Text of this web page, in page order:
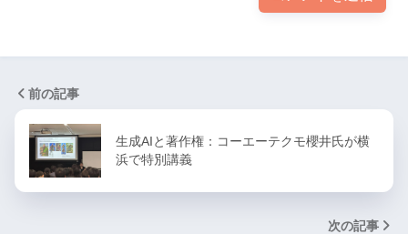
前の記事
生成AIと著作権：コーエーテクモ櫻井氏が横
浜で特別講義
次の記事